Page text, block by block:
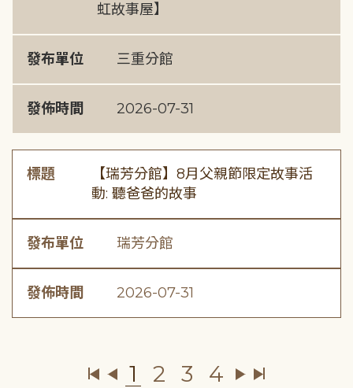
虹故事屋】
發布單位 三重分館
發佈時間 2026-07-31
標題
【瑞芳分館】8月父親節限定故事活
動: 聽爸爸的故事
發布單位 瑞芳分館
發佈時間 2026-07-31
1 2 3 4